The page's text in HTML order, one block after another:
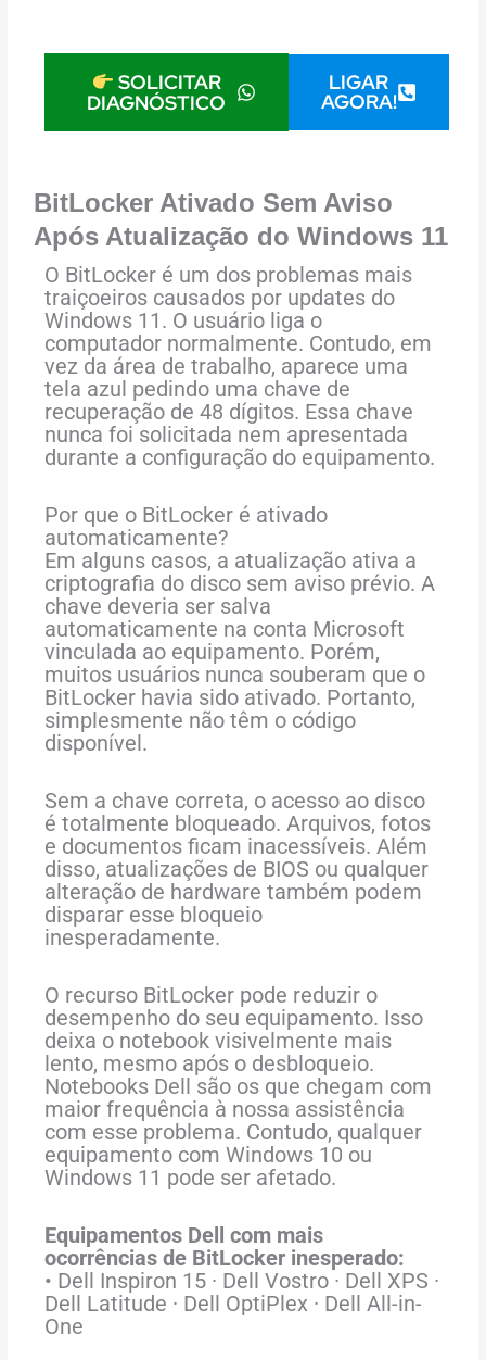
SOLICITAR
DIAGNÓSTICO
LIGAR
AGORA!
BitLocker Ativado Sem Aviso
Após Atualização do Windows 11
O BitLocker é um dos problemas mais
traiçoeiros causados por updates do
Windows 11. O usuário liga o
computador normalmente. Contudo, em
vez da área de trabalho, aparece uma
tela azul pedindo uma chave de
recuperação de 48 dígitos. Essa chave
nunca foi solicitada nem apresentada
durante a configuração do equipamento.
Por que o BitLocker é ativado
automaticamente?
Em alguns casos, a atualização ativa a
criptografia do disco sem aviso prévio. A
chave deveria ser salva
automaticamente na conta Microsoft
vinculada ao equipamento. Porém,
muitos usuários nunca souberam que o
BitLocker havia sido ativado. Portanto,
simplesmente não têm o código
disponível.
Sem a chave correta, o acesso ao disco
é totalmente bloqueado. Arquivos, fotos
e documentos ficam inacessíveis. Além
disso, atualizações de BIOS ou qualquer
alteração de hardware também podem
disparar esse bloqueio
inesperadamente.
O recurso BitLocker pode reduzir o
desempenho do seu equipamento. Isso
deixa o notebook visivelmente mais
lento, mesmo após o desbloqueio.
Notebooks Dell são os que chegam com
maior frequência à nossa assistência
com esse problema. Contudo, qualquer
equipamento com Windows 10 ou
Windows 11 pode ser afetado.
Equipamentos Dell com mais
ocorrências de BitLocker inesperado:
• Dell Inspiron 15 · Dell Vostro · Dell XPS ·
Dell Latitude · Dell OptiPlex · Dell All-in-
One